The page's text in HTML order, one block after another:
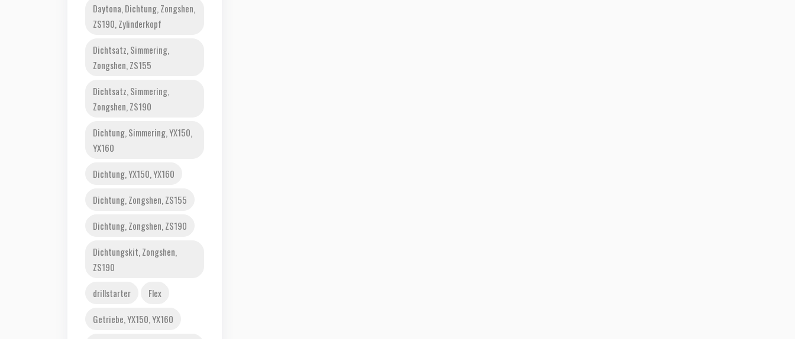
Daytona, Dichtung, Zongshen,
ZS190, Zylinderkopf
Dichtsatz, Simmering,
Zongshen, ZS155
Dichtsatz, Simmering,
Zongshen, ZS190
Dichtung, Simmering, YX150,
YX160
Dichtung, YX150, YX160
Dichtung, Zongshen, ZS155
Dichtung, Zongshen, ZS190
Dichtungskit, Zongshen,
ZS190
drillstarter
Flex
Getriebe, YX150, YX160